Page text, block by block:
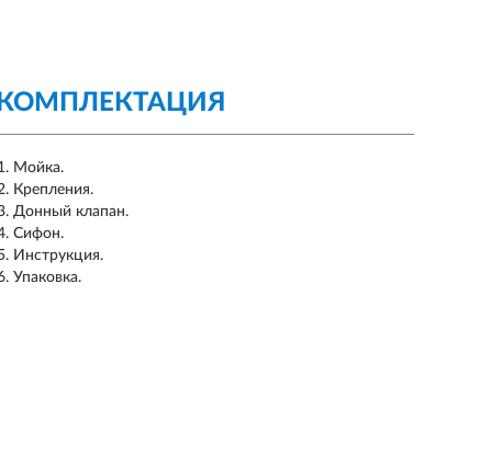
КОМПЛЕКТАЦИЯ
Мойка.
Крепления.
Донный клапан.
Сифон.
Инструкция.
Упаковка.